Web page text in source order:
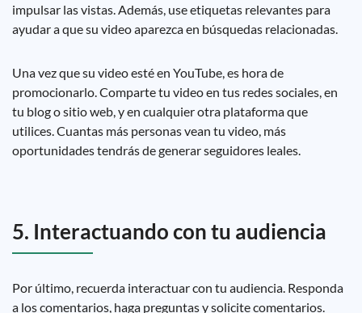
impulsar las vistas. Además, use etiquetas relevantes para
ayudar a que su video aparezca en búsquedas relacionadas.
Una vez que su video esté en YouTube, es hora de
promocionarlo. Comparte tu video en tus redes sociales, en
tu blog o sitio web, y en cualquier otra plataforma que
utilices. Cuantas más personas vean tu video, más
oportunidades tendrás de generar seguidores leales.
5. Interactuando con tu audiencia
Por último, recuerda interactuar con tu audiencia. Responda
a los comentarios, haga preguntas y solicite comentarios.